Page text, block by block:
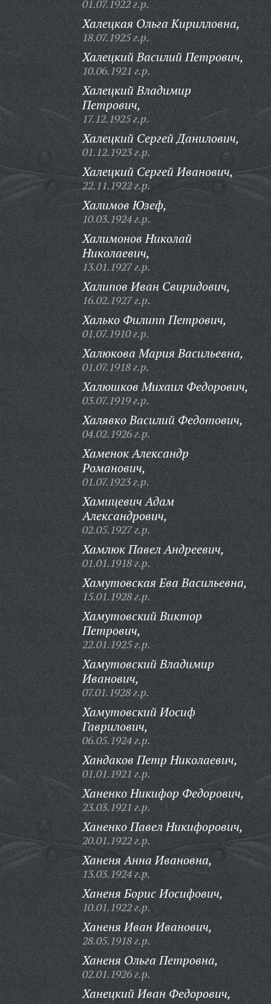
01.07.1922 г.р.
Халецкая Ольга Кирилловна,
18.07.1925 г.р.
Халецкий Василий Петрович,
10.06.1921 г.р.
Халецкий Владимир
Петрович,
17.12.1925 г.р.
Халецкий Сергей Данилович,
01.12.1923 г.р.
Халецкий Сергей Иванович,
22.11.1922 г.р.
Халимов Юзеф,
10.03.1924 г.р.
Халимонов Николай
Николаевич,
13.01.1927 г.р.
Халипов Иван Свиридович,
16.02.1927 г.р.
Халько Филипп Петрович,
01.07.1910 г.р.
Халюкова Мария Васильевна,
01.07.1918 г.р.
Халюшков Михаил Федорович,
03.07.1919 г.р.
Халявко Василий Федотович,
04.02.1926 г.р.
Хаменок Александр
Романович,
01.07.1923 г.р.
Хамицевич Адам
Александрович,
02.05.1927 г.р.
Хамлюк Павел Андреевич,
01.01.1918 г.р.
Хамутовская Ева Васильевна,
15.01.1928 г.р.
Хамутовский Виктор
Петрович,
22.01.1925 г.р.
Хамутовский Владимир
Иванович,
07.01.1928 г.р.
Хамутовский Иосиф
Гаврилович,
06.05.1924 г.р.
Хандаков Петр Николаевич,
01.01.1921 г.р.
Ханенко Никифор Федорович,
23.03.1921 г.р.
Ханенко Павел Никифорович,
20.01.1922 г.р.
Ханеня Анна Ивановна,
13.03.1924 г.р.
Ханеня Борис Иосифович,
10.01.1922 г.р.
Ханеня Иван Иванович,
28.05.1918 г.р.
Ханеня Ольга Петровна,
02.01.1926 г.р.
Ханецкий Иван Федорович,